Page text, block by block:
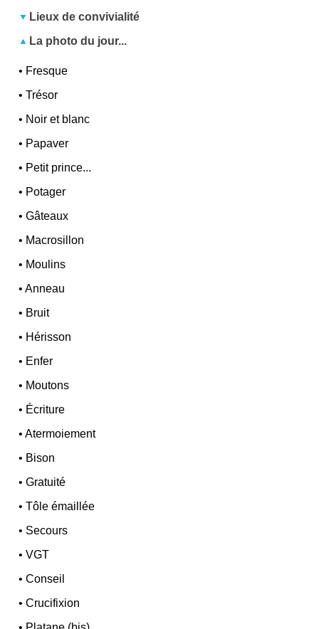
Lieux de convivialité
La photo du jour...
• Fresque
•Trésor
• Noir et blanc
• Papaver
• Petit prince...
• Potager
•Gâteaux
• Macrosillon
• Moulins
•Anneau
• Bruit
• Hérisson
• Enfer
• Moutons
• Écriture
•Atermoiement
• Bison
•Gratuité
•Tôle émaillée
• Secours
•VGT
•Conseil
•Crucifixion